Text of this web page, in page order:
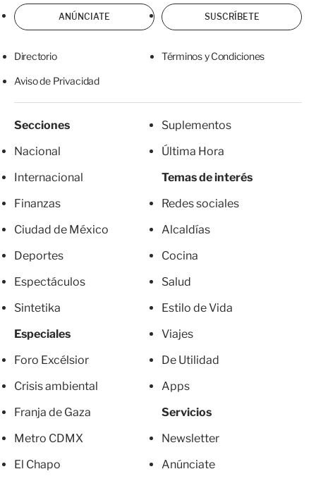
ANÚNCIATE SUSCRÍBETE
Directorio Términos y Condiciones
Aviso de Privacidad
Secciones
Nacional
Internacional
Finanzas
Ciudad de México
Deportes
Espectáculos
Sintetika
Especiales
Foro Excélsior
Crisis ambiental
Franja de Gaza
Metro CDMX
El Chapo
Suplementos
Última Hora
Temas de interés
Redes sociales
Alcaldías
Cocina
Salud
Estilo de Vida
Viajes
De Utilidad
Apps
Servicios
Newsletter
Anúnciate